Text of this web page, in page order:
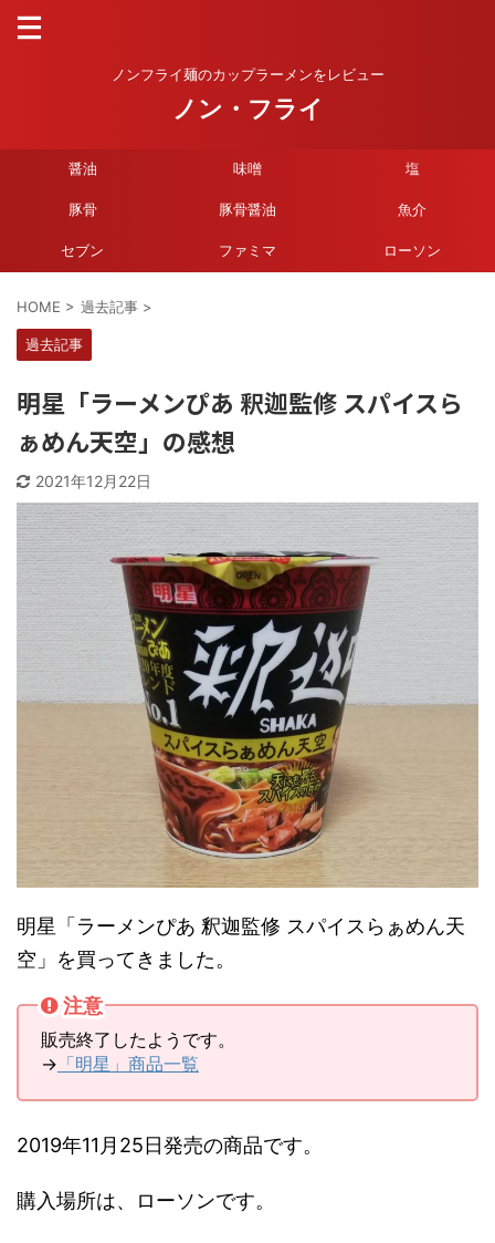
ノンフライ麺のカップラーメンをレビュー
ノン・フライ
醤油 味噌 塩
豚骨 豚骨醤油 魚介
セブン ファミマ ローソン
HOME > 過去記事 >
過去記事
明星「ラーメンぴあ 釈迦監修 スパイスら
ぁめん天空」の感想
2021年12月22日
明星「ラーメンぴあ 釈迦監修 スパイスらぁめん天
空」を買ってきました。
注意
販売終了したようです。
→ 「明星」商品一覧
2019年11月25日発売の商品です。
購入場所は、ローソンです。